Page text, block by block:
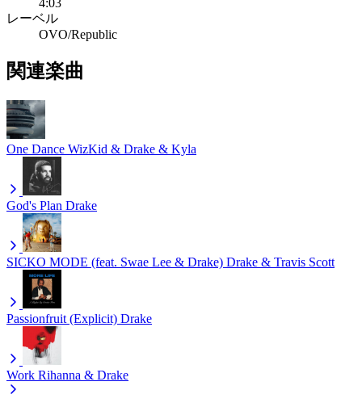
レーベル
OVO/Republic
関連楽曲
One Dance WizKid & Drake & Kyla
God's Plan Drake
SICKO MODE (feat. Swae Lee & Drake) Drake & Travis Scott
Passionfruit (Explicit) Drake
Work Rihanna & Drake